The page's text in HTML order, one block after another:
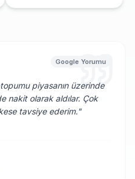
Google Yorumu
piyasanın üzerinde
nakit olarak aldılar. Çok
tavsiye ederim."